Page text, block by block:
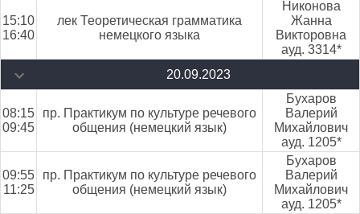
15:10
16:40
лек Теоретическая грамматика
немецкого языка
Никонова
Жанна
Викторовна
ауд. 3314*
20.09.2023
08:15
09:45
пр. Практикум по культуре речевого
общения (немецкий язык)
Бухаров
Валерий
Михайлович
ауд. 1205*
09:55
11:25
пр. Практикум по культуре речевого
общения (немецкий язык)
Бухаров
Валерий
Михайлович
ауд. 1205*